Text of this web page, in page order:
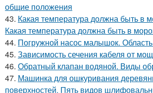
общие положения
43. Какая температура должна быть в
Какая температура должна быть в
44. Погружной насос малышок.
45. Зависимость сечения кабеля от
46. Обратный клапан водяной. Виды
47. Машинка для ошкуривания
поверхностей. Пять видов